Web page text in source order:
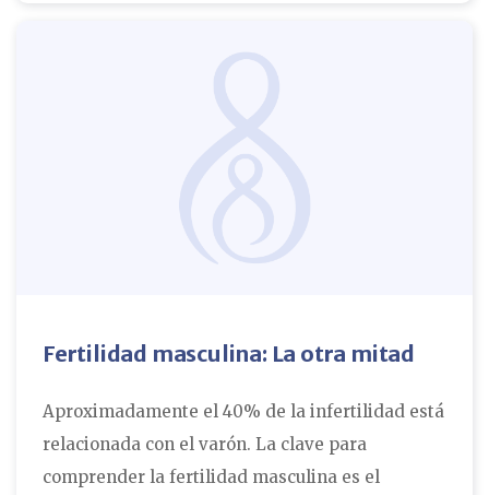
Fertilidad masculina: La otra mitad
Aproximadamente el 40% de la infertilidad está
relacionada con el varón. La clave para
comprender la fertilidad masculina es el